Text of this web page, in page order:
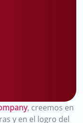
, creemos en
y en el logro del